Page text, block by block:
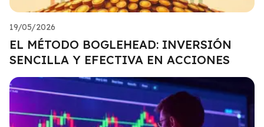
19/05/2026
EL MÉTODO BOGLEHEAD: INVERSIÓN
SENCILLA Y EFECTIVA EN ACCIONES